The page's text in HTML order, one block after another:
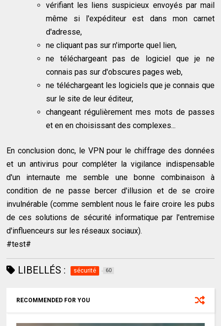
vérifiant les liens suspicieux envoyés par mail
même si l'expéditeur est dans mon carnet
d'adresse,
ne cliquant pas sur n'importe quel lien,
ne téléchargeant pas de logiciel que je ne
connais pas sur d'obscures pages web,
ne téléchargeant les logiciels que je connais que
sur le site de leur éditeur,
changeant régulièrement mes mots de passes
et en en choisissant des complexes...
En conclusion donc, le VPN pour le chiffrage des données
et un antivirus pour compléter la vigilance indispensable
d'un internaute me semble une bonne combinaison à
condition de ne passe bercer d'illusion et de se croire
invulnérable (comme semblent nous le faire croire les pubs
de ces solutions de sécurité informatique par l'entremise
d'influenceurs sur les réseaux sociaux).
#test#
LIBELLÉS : sécurité 60
RECOMMENDED FOR YOU